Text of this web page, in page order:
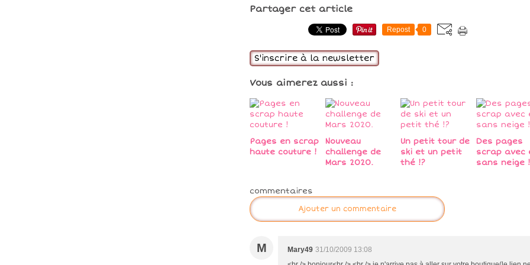
Partager cet article
Repost 0
S'inscrire à la newsletter
Vous aimerez aussi :
Pages en scrap
haute couture !
Nouveau
challenge de
Mars 2020.
Un petit tour de
ski et un petit
thé !?
Des pages
scrap avec
sans neige
commentaires
Ajouter un commentaire
M Mary49 31/10/2009 13:08